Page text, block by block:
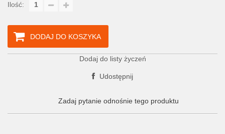
Ilość:
DODAJ DO KOSZYKA
Dodaj do listy życzeń
Udostępnij
Zadaj pytanie odnośnie tego produktu